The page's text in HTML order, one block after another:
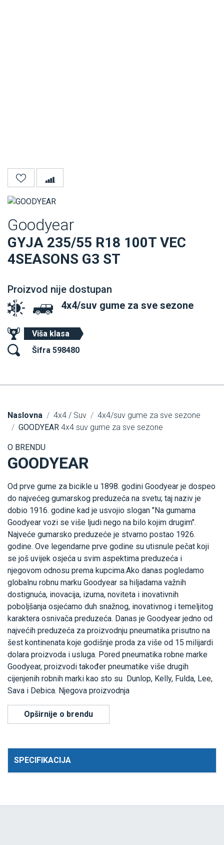
Goodyear
GYJA 235/55 R18 100T VEC
4SEASONS G3 ST
Proizvod nije dostupan
4x4/suv gume za sve sezone
Viša klasa
Šifra 598480
Naslovna 4x4 / Suv
4x4/suv gume za sve sezone
GOODYEAR 4x4 suv gume za sve sezone
O BRENDU
GOODYEAR
Od prve gume za bicikle u 1898. godini Goodyear je dospeo
do najvećeg gumarskog preduzeća na svetu; taj naziv je
dobio 1916. godine kad je usvojio slogan "Na gumama
Goodyear vozi se više ljudi nego na bilo kojim drugim".
Najveće gumarsko preduzeće je stvarno postao 1926.
godine. Ove legendarne prve godine su utisnule pečat koji
se još uvijek osjeća u svim aspektima preduzeća i
njegovom odnosu prema kupcima.Ako danas pogledamo
globalnu robnu marku Goodyear sa hiljadama važnih
dostignuća, inovacija, izuma, noviteta i inovativnih
poboljšanja osjećamo duh snažnog, inovativnog i temeljitog
karaktera osnivača preduzeća. Danas je Goodyear jedno od
najvećih preduzeća za proizvodnju pneumatika prisutno na
šest kontinenata koje godišnje proda za više od 15 milijardi
dolara proizvoda i usluga. Pored pneumatika robne marke
Goodyear, proizvodi također pneumatike više drugih
cijenjenih robnih marki kao sto su Dunlop, Kelly, Fulda, Lee,
Sava i Debica. Njegova proizvodnja
Opširnije o brendu
SPECIFIKACIJA